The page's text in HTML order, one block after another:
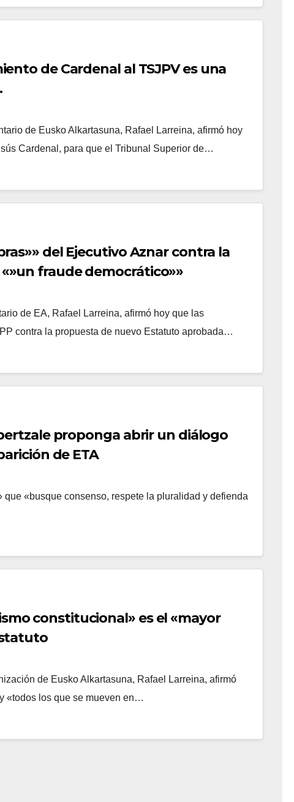
de Cardenal al TSJPV es una
de Eusko Alkartasuna, Rafael Larreina, afirmó hoy
Cardenal, para que el Tribunal Superior de…
del Ejecutivo Aznar contra la
fraude democrático»»
de EA, Rafael Larreina, afirmó hoy que las
contra la propuesta de nuevo Estatuto aprobada…
proponga abrir un diálogo
de ETA
«busque consenso, respete la pluralidad y defienda
constitucional» es el «mayor
de Eusko Alkartasuna, Rafael Larreina, afirmó
«todos los que se mueven en…